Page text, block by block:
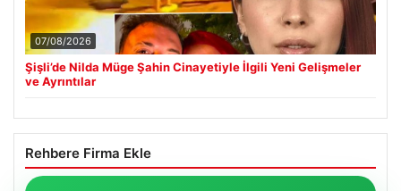
07/08/2026
Şişli’de Nilda Müge Şahin Cinayetiyle İlgili Yeni Gelişmeler
ve Ayrıntılar
Rehbere Firma Ekle